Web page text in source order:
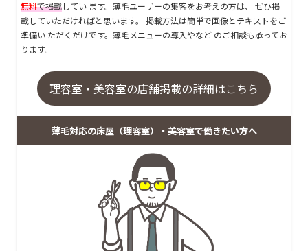
無料で掲載してい ます。薄毛ユーザーの集客をお考えの方は、 ぜひ掲
載していただければと思います。 掲載方法は簡単で画像とテキストをご
準備い ただくだけです。薄毛メニューの導入やなど のご相談も承ってお
ります。
理容室・美容室の店舗掲載の詳細はこちら
薄毛対応の床屋（理容室）・美容室で働きたい方へ